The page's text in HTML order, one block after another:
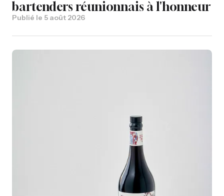
bartenders réunionnais à l'honneur
Publié le 5 août 2026